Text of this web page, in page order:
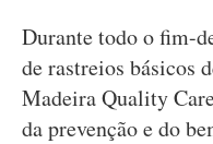
Durante todo o fim-
de rastreios básicos
Madeira Quality
da prevenção e do